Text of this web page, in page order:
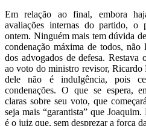
Em relação ao final, embora
avaliações internas do partido, o
ontem. Ninguém mais tem dúvida
condenação máxima de todos, não
dos advogados de defesa. Restava
ao voto do ministro revisor, Ricardo
dele não é indulgência, pois
condenações. O que se espera,
claras sobre seu voto, que
seja mais “garantista” que
é o juiz que, sem desprezar a força